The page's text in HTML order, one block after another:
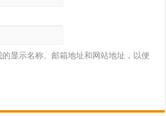
显示名称、邮箱地址和网站地址，以便